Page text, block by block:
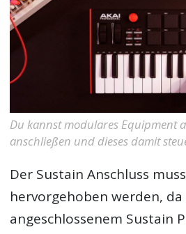
Du kannst modulares Equipment
anschließen und dieses damit
Der Sustain Anschluss
hervorgehoben werden,
angeschlossenem Sustain